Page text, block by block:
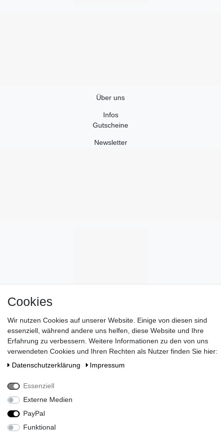
Über uns
Infos
Gutscheine
Newsletter
Zahlen Sie bei uns mit Paypal, Visa oder Mastercard. //
Kontaktieren Sie uns unter serviceteam@brigittevonboch.de
Cookies
Wir nutzen Cookies auf unserer Website. Einige von diesen sind
essenziell, während andere uns helfen, diese Website und Ihre
Erfahrung zu verbessern. Weitere Informationen zu den von uns
verwendeten Cookies und Ihren Rechten als Nutzer finden Sie hier:
Daten­schutz­erklärung
Impressum
Essenziell
Externe Medien
PayPal
Funktional